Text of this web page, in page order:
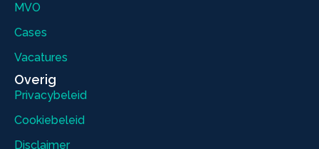
MVO
Cases
Vacatures
Overig
Privacybeleid
Cookiebeleid
Disclaimer